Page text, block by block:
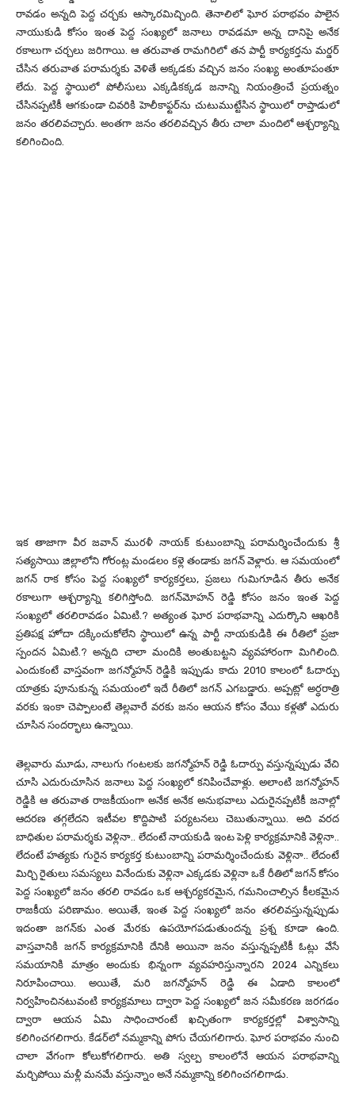
రావడం అన్నది పెద్ద చర్చకు ఆస్కారమిచ్చింది. తెనాలిలో ఘోర పరాభవం పాలైన
నాయుకుడి కోసం ఇంత పెద్ద సంఖ్యలో జనాలు రావడమా అన్న దానిపై అనేక
రకాలుగా చర్చలు జరిగాయి. ఆ తరువాత రామగిరిలో తన పార్టీ కార్యకర్తను మర్డర్‌
చేసిన తరువాత పరామర్శకు వెళితే అక్కడకు వచ్చిన జనం సంఖ్య అంతూపంతూ
లేదు. పెద్ద స్థాయిలో పోలీసులు ఎక్కడికక్కడ జనాన్ని నియంత్రించే ప్రయత్నం
చేసినప్పటికీ ఆగకుండా చివరికి హెలీకాఫ్టర్‌ను చుటుముట్టేసిన స్థాయిలో రాప్తాడులో
జనం తరలివచ్చారు. అంతగా జనం తరలివచ్చిన తీరు చాలా మందిలో ఆశ్చర్యాన్ని
కలిగించింది.
ఇక తాజాగా వీర జవాన్‌ మురళీ నాయక్‌ కుటుంబాన్ని పరామర్శించేందుకు శ్రీ
సత్యసాయి జిల్లాలోని గోరంట్ల మండలం కళ్లె తండాకు జగన్‌ వెళ్లారు. ఆ సమయంలో
జగన్‌ రాక కోసం పెద్ద సంఖ్యలో కార్యకర్తలు, ప్రజలు గుమిగూడిన తీరు అనేక
రకాలుగా ఆశ్చర్యాన్ని కలిగిస్తోంది. జగన్‌మోహన్‌ రెడ్డి కోసం జనం ఇంత పెద్ద
సంఖ్యలో తరలిరావడం ఏమిటి.? అత్యంత ఘోర పరాభవాన్ని ఎదుర్కొని ఆఖరికి
ప్రతిపక్ష హోదా దక్కించుకోలేని స్థాయిలో ఉన్న పార్టీ నాయకుడికి ఈ రీతిలో ప్రజా
స్పందన ఏమిటి.? అన్నది చాలా మందికి అంతుబట్టని వ్యవహారంగా మిగిలింది.
ఎందుకంటే వాస్తవంగా జగన్మోహన్‌ రెడ్డికి ఇప్పుడు కాదు 2010 కాలంలో ఓదార్పు
యాత్రకు పూనుకున్న సమయంలో ఇదే రీతిలో జగన్‌ ఎగబడ్డారు. అప్పట్లో అర్ధరాత్రి
వరకు ఇంకా చెప్పాలంటే తెల్లవారే వరకు జనం ఆయన కోసం వేయి కళ్లతో ఎదురు
చూసిన సందర్భాలు ఉన్నాయి.
తెల్లవారు మూడు, నాలుగు గంటలకు జగన్మోహన్‌ రెడ్డి ఓదార్పు వస్తున్నప్పుడు వేచి
చూసి ఎదురుచూసిన జనాలు పెద్ద సంఖ్యలో కనిపించేవాళ్లు. అలాంటి జగన్మోహన్‌
రెడ్డికి ఆ తరువాత రాజకీయంగా అనేక అనేక అనుభవాలు ఎదురైనప్పటికీ జనాల్లో
ఆదరణ తగ్గలేదని ఇటీవల కొద్దిపాటి పర్యటనలు చెబుతున్నాయి. అది వరద
బాధితుల పరామర్శకు వెళ్లినా.. లేదంటే నాయకుడి ఇంట పెళ్లి కార్యక్రమానికి వెళ్లినా..
లేదంటే హత్యకు గురైన కార్యకర్త కుటుంబాన్ని పరామర్శించేందుకు వెళ్లినా.. లేదంటే
మిర్చి రైతులు సమస్యలు వినేందుకు వెళ్లినా ఎక్కడకు వెళ్లినా ఒకే రీతిలో జగన్‌ కోసం
పెద్ద సంఖ్యలో జనం తరలి రావడం ఒక ఆశ్చర్యకరమైన, గమనించాల్సిన కీలకమైన
రాజకీయ పరిణామం. అయితే, ఇంత పెద్ద సంఖ్యలో జనం తరలివస్తున్నప్పుడు
ఇదంతా జగన్‌కు ఎంత మేరకు ఉపయోగపడుతుందన్న ప్రశ్న కూడా ఉంది.
వాస్తవానికి జగన్‌ కార్యక్రమానికి దేనికి అయినా జనం వస్తున్నప్పటికీ ఓట్లు వేసే
సమయానికి మాత్రం అందుకు భిన్నంగా వ్యవహరిస్తున్నారని 2024 ఎన్నికలు
నిరూపించాయి. అయితే, మరి జగన్మోహన్‌ రెడ్డి ఈ ఏడాది కాలంలో
నిర్వహించినటువంటి కార్యక్రమాలు ద్వారా పెద్ద సంఖ్యలో జన సమీకరణ జరగడం
ద్వారా ఆయన ఏమి సాధించారంటే ఖచ్ఛితంగా కార్యకర్తల్లో విశ్వాసాన్ని
కలిగించగలిగారు. కేడర్‌లో నమ్మకాన్ని పోగు చేయగలిగారు. ఘోర పరాభవం నుంచి
చాలా వేగంగా కోలుకోగలిగారు. అతి స్వల్ప కాలంలోనే ఆయన పరాభవాన్ని
మర్చిపోయి మళ్లీ మనమే వస్తున్నాం అనే నమ్మకాన్ని కలిగించగలిగాడు.